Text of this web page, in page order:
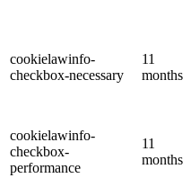
cookielawinfo-
checkbox-necessary
11
months
cookielawinfo-
checkbox-
performance
11
months